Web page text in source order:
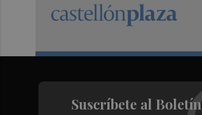
Suscríbete al Boletín